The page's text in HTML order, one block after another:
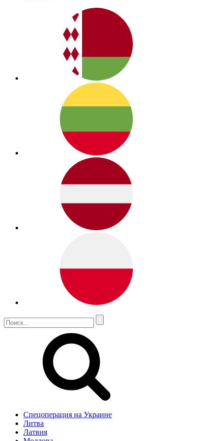
Спецоперация на Украине
Литва
Латвия